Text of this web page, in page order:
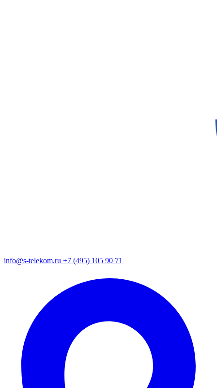
info@s-telekom.ru +7 (495) 105 90 71